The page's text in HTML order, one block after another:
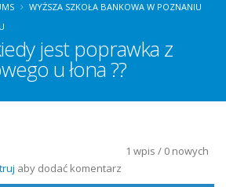
WYŻSZA SZKOŁA BANKOWA W POZNANIU
jest poprawka z
u łona ??
1 wpis / 0 nowych
aby dodać komentarz